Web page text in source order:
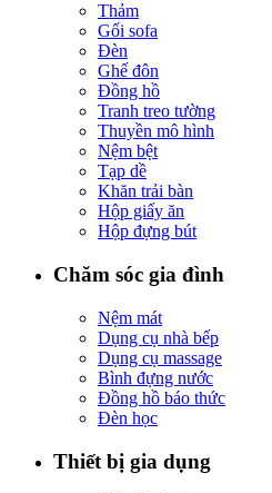
Thảm
Gối sofa
Đèn
Ghế đôn
Đồng hồ
Tranh treo tường
Thuyền mô hình
Nệm bệt
Tạp dề
Khăn trải bàn
Hộp giấy ăn
Hộp đựng bút
Chăm sóc gia đình
Nệm mát
Dụng cụ nhà bếp
Dụng cụ massage
Bình đựng nước
Đồng hồ báo thức
Đèn học
Thiết bị gia dụng